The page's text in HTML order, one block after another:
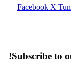
Facebook X
Subscribe to